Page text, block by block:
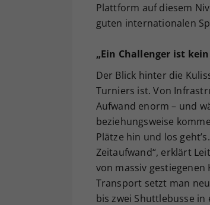
Plattform auf diesem
guten internationalen
„Ein Challenger ist
Der Blick hinter die
Turniers ist. Von
Aufwand enorm – und
beziehungsweise
Plätze hin und los
Zeitaufwand“, erklärt
von massiv gestiegenen
Transport setzt man
bis zwei Shuttlebusse